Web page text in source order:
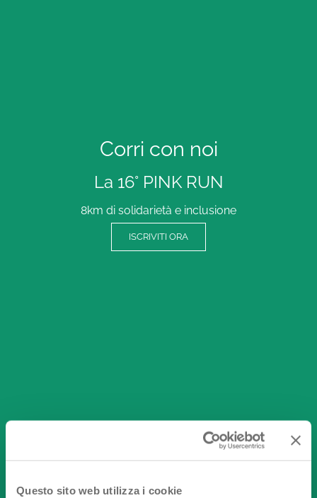
Questo sito web utilizza i cookie
Corri con noi
La 16° PINK RUN
8km di solidarietà e inclusione
ISCRIVITI ORA